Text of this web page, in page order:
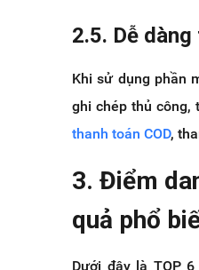
2.5. Dễ
Khi sử dụng phần
ghi chép thủ công,
thanh toán COD,
3. Điểm
quả phổ
Dưới đây là TOP